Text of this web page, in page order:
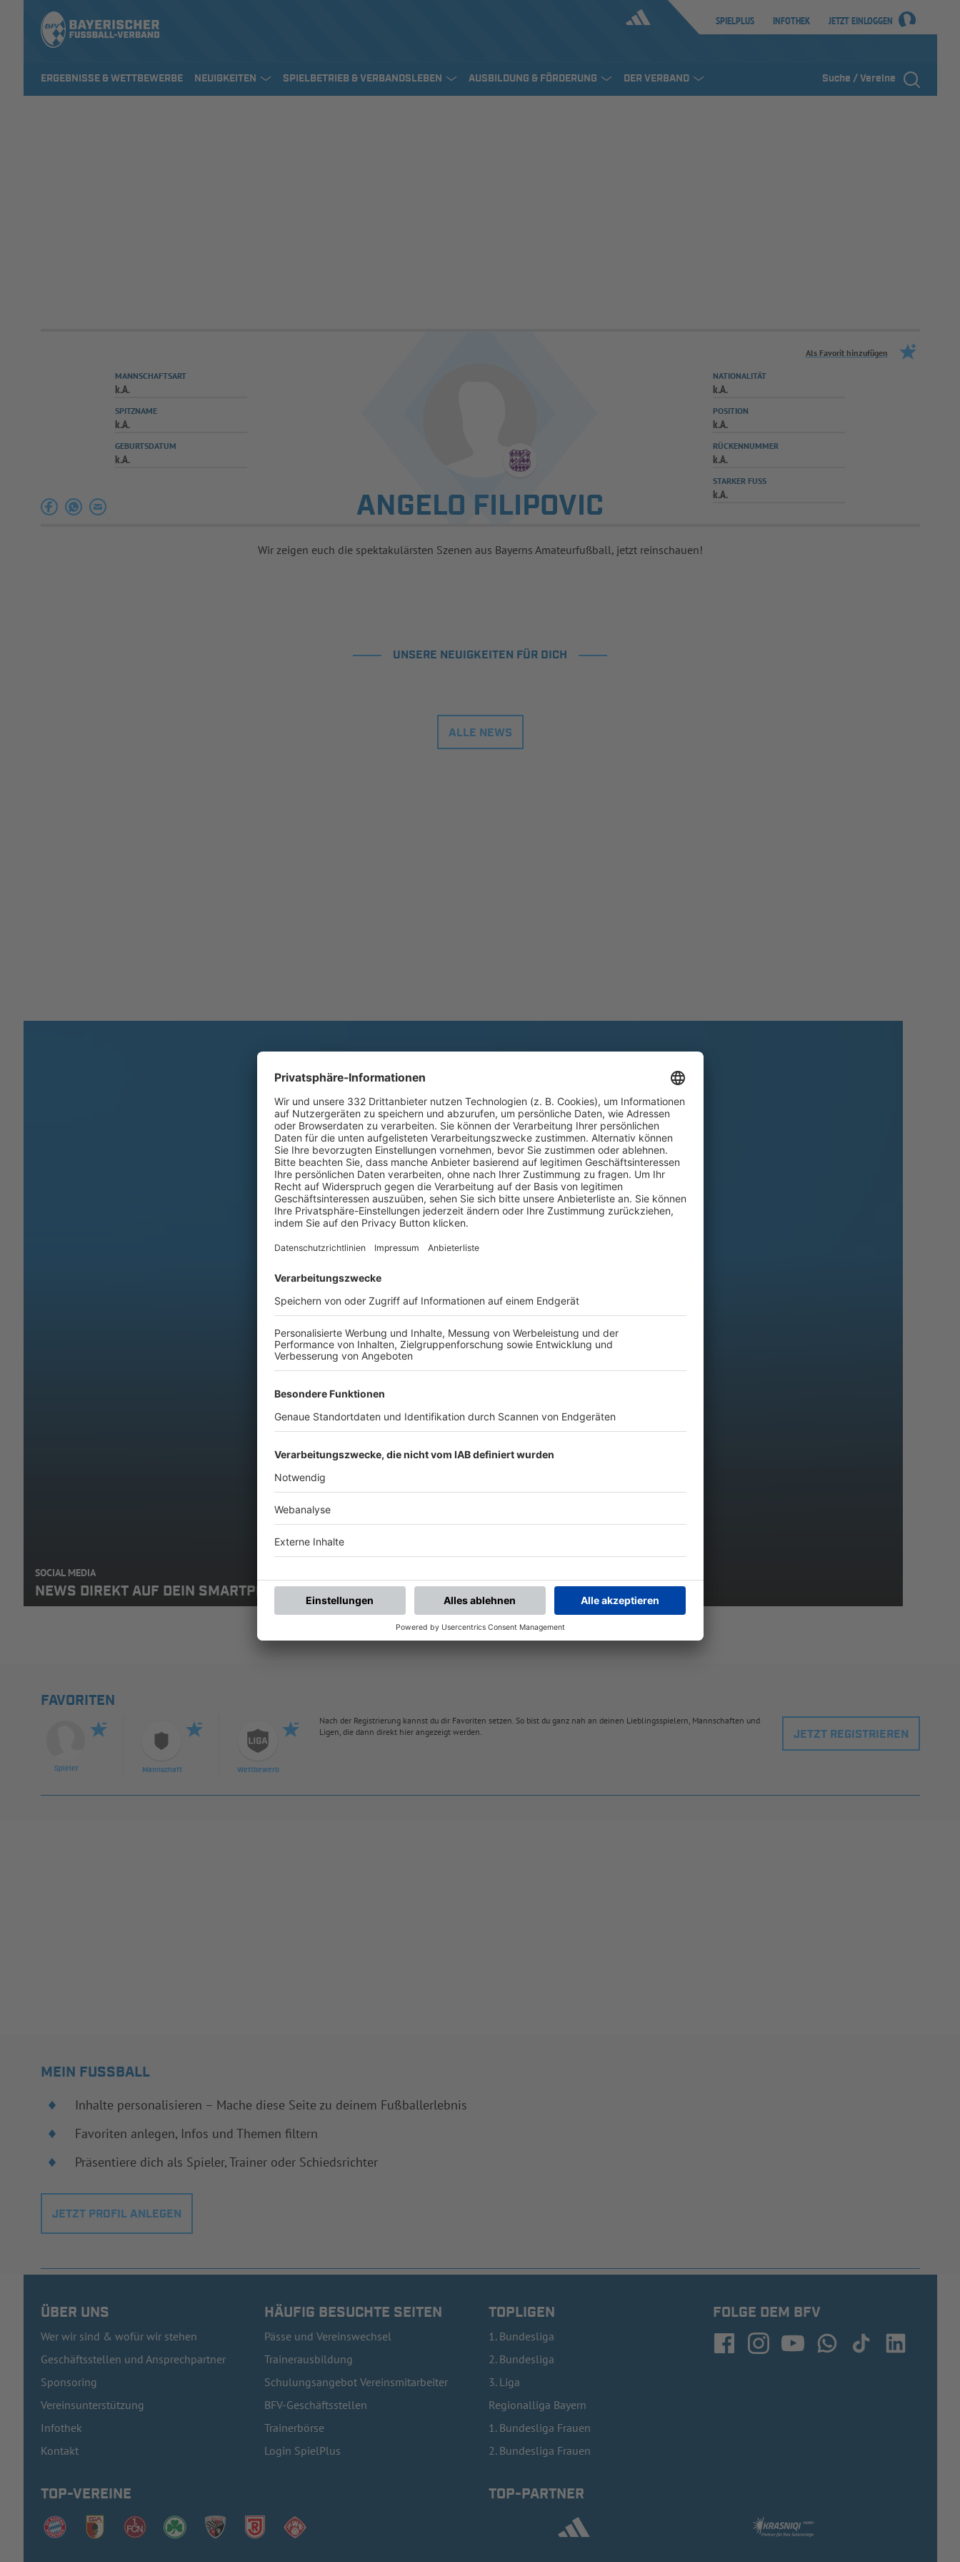
SPIELPLUS INFOTHEK JETZT EINLOGGEN
ERGEBNISSE & WETTBEWERBE NEUIGKEITEN SPIELBETRIEB & VERBANDSLEBEN AUSBILDUNG & FÖRDERUNG DER VERBAND Suche / Vereine
Als Favorit hinzufügen
ANGELO FILIPOVIC
MANNSCHAFTSART
k.A.
SPITZNAME
k.A.
GEBURTSDATUM
k.A.
NATIONALITÄT
k.A.
POSITION
k.A.
RÜCKENNUMMER
k.A.
STARKER FUSS
k.A.
Wir zeigen euch die spektakulärsten Szenen aus Bayerns Amateurfußball, jetzt reinschauen!
UNSERE NEUIGKEITEN FÜR DICH
ALLE NEWS
SOCIAL MEDIA
NEWS DIREKT AUF DEIN SMARTPHONE: ABONNIERE DEN BFV-WHATSAPP-KANAL!
FAVORITEN
Spieler Mannschaft Wettbewerb
Nach der Registrierung kannst du dir Favoriten setzen. So bist du ganz nah an deinen Lieblingsspielern, Mannschaften und
Ligen, die dann direkt hier angezeigt werden.
JETZT REGISTRIEREN
MEIN FUSSBALL
Inhalte personalisieren – Mache diese Seite zu deinem Fußballerlebnis
Favoriten anlegen, Infos und Themen filtern
Präsentiere dich als Spieler, Trainer oder Schiedsrichter
JETZT PROFIL ANLEGEN
ÜBER UNS
Wer wir sind & wofür wir stehen
Geschäftsstellen und Ansprechpartner
Sponsoring
Vereinsunterstützung
Infothek
Kontakt
HÄUFIG BESUCHTE SEITEN
Pässe und Vereinswechsel
Trainerausbildung
Schulungsangebot Vereinsmitarbeiter
BFV-Geschäftsstellen
Trainerbörse
Login SpielPlus
TOPLIGEN
1. Bundesliga
2. Bundesliga
3. Liga
Regionalliga Bayern
1. Bundesliga Frauen
2. Bundesliga Frauen
FOLGE DEM BFV
TOP-VEREINE TOP-PARTNER